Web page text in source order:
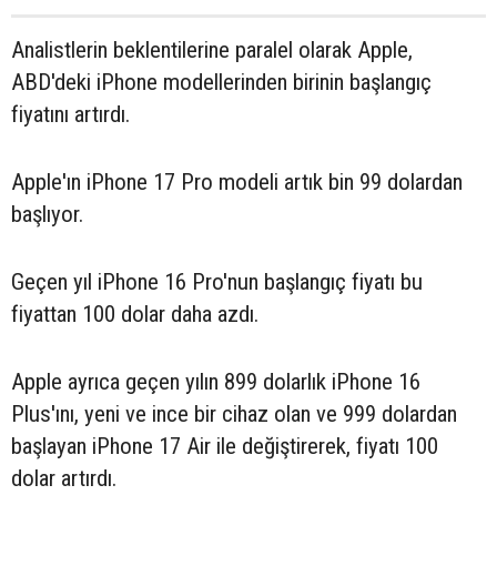
Analistlerin beklentilerine paralel olarak Apple,
ABD'deki iPhone modellerinden birinin başlangıç
fiyatını artırdı.
Apple'ın iPhone 17 Pro modeli artık bin 99 dolardan
başlıyor.
Geçen yıl iPhone 16 Pro'nun başlangıç fiyatı bu
fiyattan 100 dolar daha azdı.
Apple ayrıca geçen yılın 899 dolarlık iPhone 16
Plus'ını, yeni ve ince bir cihaz olan ve 999 dolardan
başlayan iPhone 17 Air ile değiştirerek, fiyatı 100
dolar artırdı.